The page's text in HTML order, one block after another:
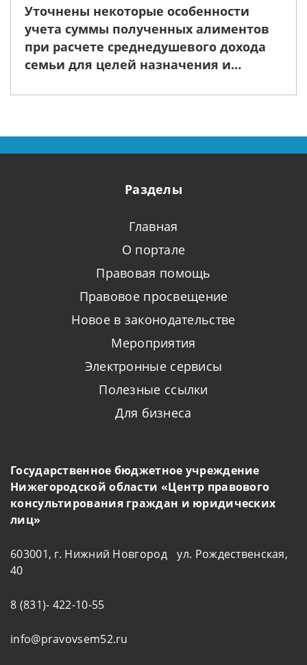
Уточнены некоторые особенности
учета суммы полученных алиментов
при расчете среднедушевого дохода
семьи для целей назначения и
связи с рождением и воспитанием
Разделы
Главная
О портале
Правовая помощь
Правовое просвещение
Новое в законодательстве
Мероприятия
Электронные сервисы
Полезные ссылки
Для бизнеса
Государственное бюджетное учреждение
Нижегородской области «Центр правового
консультирования граждан и юридических
лиц»
603001, г. Нижний Новгород ул. Рождественская,
40
8 (831)- 422-10-55
info@pravovsem52.ru